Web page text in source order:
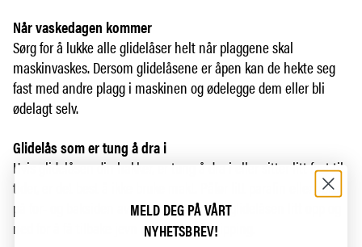
Når vaskedagen kommer
Sørg for å lukke alle glidelåser helt når plaggene skal
maskinvaskes. Dersom glidelåsene er åpen kan de hekte seg
fast med andre plagg i maskinen og ødelegge dem eller bli
ødelagt selv.
Glidelås som er tung å dra i
Hvis glidelåsen din hakker, er tung å dra i eller sitter litt fast til
tider, er det best å ikke bruke makt. Påfør litt parafin eller voks
på for- og baksiden av glidelåsen, og dra glidelåsen litt opp og
ned for å få tilbake jevn og problemfri zipping.
MELD DEG PÅ VÅRT
NYHETSBREV!